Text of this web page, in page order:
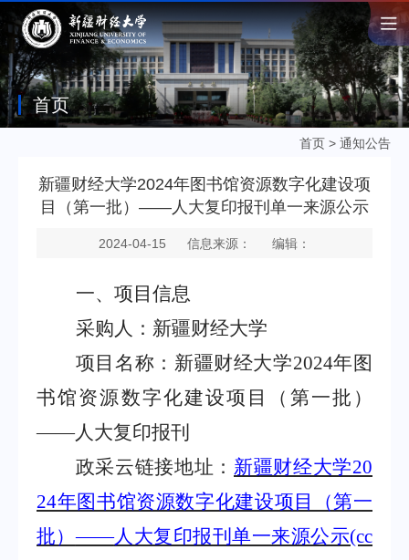
首页
首页 > 通知公告
新疆财经大学2024年图书馆资源数字化建设项
目（第一批）——人大复印报刊单一来源公示
2024-04-15 信息来源： 编辑：
一、项目信息
采购人：新疆财经大学
项目名称：新疆财经大学2024年图
书馆资源数字化建设项目（第一批）
——人大复印报刊
政采云链接地址： 新疆财经大学20
24年图书馆资源数字化建设项目（第一
批）——人大复印报刊单一来源公示(cc